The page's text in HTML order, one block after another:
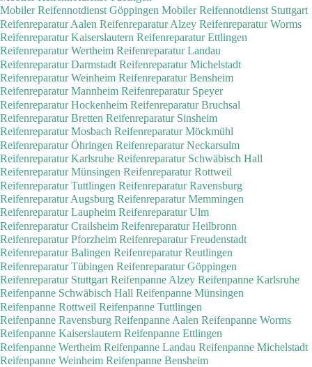
Mobiler Reifennotdienst Göppingen Mobiler Reifennotdienst Stuttgart
Reifenreparatur Aalen Reifenreparatur Alzey Reifenreparatur Worms
Reifenreparatur Kaiserslautern Reifenreparatur Ettlingen
Reifenreparatur Wertheim Reifenreparatur Landau
Reifenreparatur Darmstadt Reifenreparatur Michelstadt
Reifenreparatur Weinheim Reifenreparatur Bensheim
Reifenreparatur Mannheim Reifenreparatur Speyer
Reifenreparatur Hockenheim Reifenreparatur Bruchsal
Reifenreparatur Bretten Reifenreparatur Sinsheim
Reifenreparatur Mosbach Reifenreparatur Möckmühl
Reifenreparatur Öhringen Reifenreparatur Neckarsulm
Reifenreparatur Karlsruhe Reifenreparatur Schwäbisch Hall
Reifenreparatur Münsingen Reifenreparatur Rottweil
Reifenreparatur Tuttlingen Reifenreparatur Ravensburg
Reifenreparatur Augsburg Reifenreparatur Memmingen
Reifenreparatur Laupheim Reifenreparatur Ulm
Reifenreparatur Crailsheim Reifenreparatur Heilbronn
Reifenreparatur Pforzheim Reifenreparatur Freudenstadt
Reifenreparatur Balingen Reifenreparatur Reutlingen
Reifenreparatur Tübingen Reifenreparatur Göppingen
Reifenreparatur Stuttgart Reifenpanne Alzey Reifenpanne Karlsruhe
Reifenpanne Schwäbisch Hall Reifenpanne Münsingen
Reifenpanne Rottweil Reifenpanne Tuttlingen
Reifenpanne Ravensburg Reifenpanne Aalen Reifenpanne Worms
Reifenpanne Kaiserslautern Reifenpanne Ettlingen
Reifenpanne Wertheim Reifenpanne Landau Reifenpanne Michelstadt
Reifenpanne Weinheim Reifenpanne Bensheim